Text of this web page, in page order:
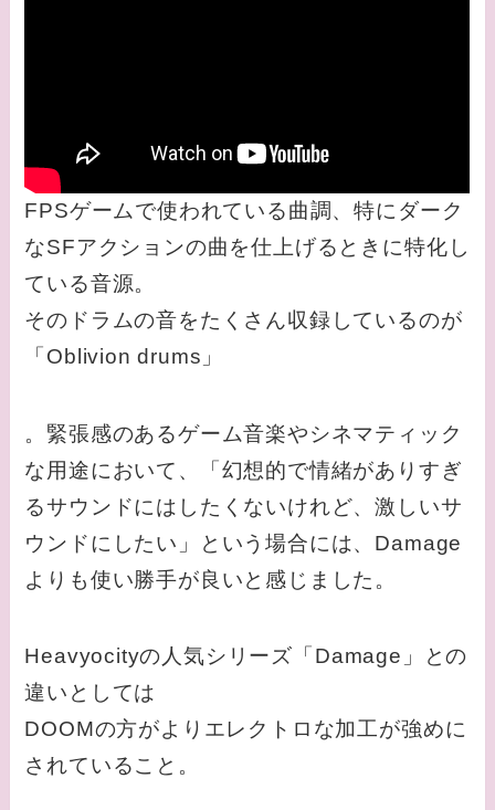
FPSゲームで使われている曲調、特にダーク
なSFアクションの曲を仕上げるときに特化し
ている音源。
そのドラムの音をたくさん収録しているのが
「Oblivion drums」
。緊張感のあるゲーム音楽やシネマティック
な用途において、「幻想的で情緒がありすぎ
るサウンドにはしたくないけれど、激しいサ
ウンドにしたい」という場合には、Damage
よりも使い勝手が良いと感じました。
Heavyocityの人気シリーズ「Damage」との
違いとしては
DOOMの方がよりエレクトロな加工が強めに
されていること。